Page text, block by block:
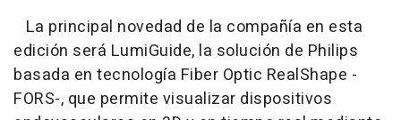
La principal novedad de la compañía en esta
edición será LumiGuide, la solución de Philips
basada en tecnología Fiber Optic RealShape -
FORS-, que permite visualizar dispositivos